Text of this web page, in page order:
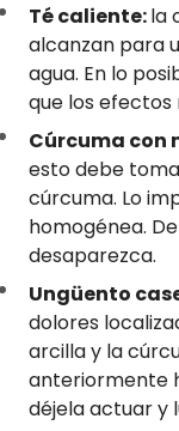
Té caliente:la
alcanzan para
agua. En lo
que los efectos
Cúrcuma con
esto debe
cúrcuma. Lo
homogénea.
desaparezca.
Ungüento
dolores
arcilla y la
anteriormente
déjela actuar y